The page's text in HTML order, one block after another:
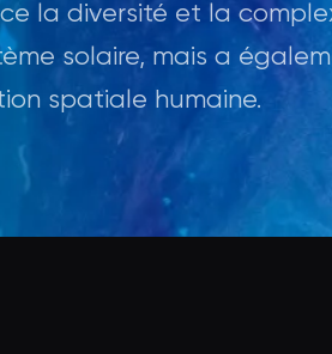
la diversité et la
solaire, mais a
spatiale humaine.